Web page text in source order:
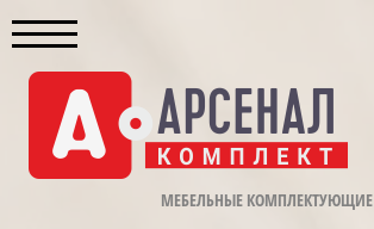
МЕБЕЛЬНЫЕ КОМПЛЕКТУЮЩИЕ